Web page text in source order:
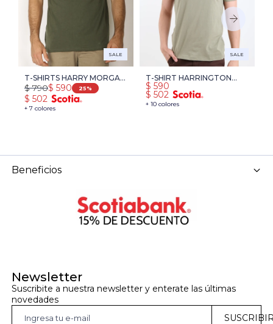
SALE
T-SHIRTS HARRY MORGAN
- VERDE
+ 7 colores
$ 590
$ 790 25
$ 502
SALE
T-SHIRT HARRINGTON
LABEL - VERDE
+ 10 colores
$ 590
$ 502
Newsletter
Suscribite a nuestra newsletter y enterate las últimas
novedades
Beneficios